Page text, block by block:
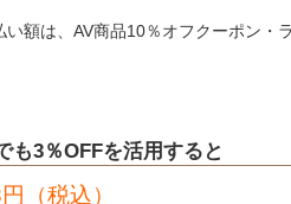
額は、AV商品10％オフクーポン・
も3％OFFを活用すると
（税込）